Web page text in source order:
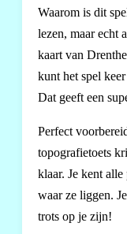
Waarom is dit
lezen, maar echt
kaart van
kunt het spel
Dat geeft een
Perfect
topografietoets
klaar. Je kent
waar ze liggen.
trots op je zijn!